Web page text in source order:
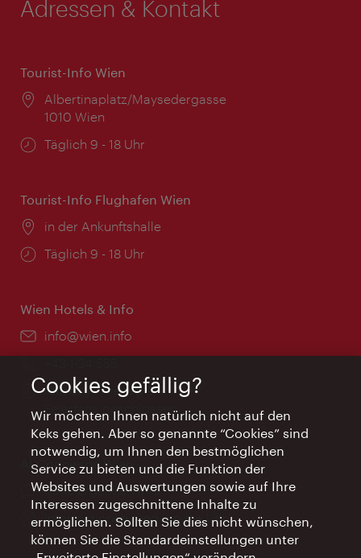
Adressen & Kontakt
Tourist-Info Wien
Ort:
Albertinaplatz/Maysedergasse
1010 Wien
Öffnungszeiten:
Täglich 9 - 18 Uhr
Tourist-Info Flughafen Wien
Ort:
in der Ankunftshalle
Öffnungszeiten:
Täglich 9 - 18 Uhr
Wien Hotels & Info
Email:
info@wien.info
Öffnungszeiten:
Montag - Freitag 9 – 17 Uhr
Feiertags geschlossen
AI Concierge Wien
Ort:
concierge.wien.info
Öffnungszeiten:
Informationen rund um die Uhr
Cookies gefällig?
Wir möchten Ihnen natürlich nicht auf den
Keks gehen. Aber so genannte “Cookies” sind
notwendig, um Ihnen den bestmöglichen
Service zu bieten und die Funktion der
Websites und Auswertungen sowie auf Ihre
Interessen zugeschnittene Inhalte zu
ermöglichen. Sollten Sie dies nicht wünschen,
können Sie die Standardeinstellungen unter